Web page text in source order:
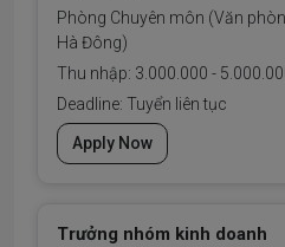
Phòng Chuyên môn (Văn
Hà Đông)
Thu nhập: 3.000.000 -
Deadline: Tuyển liên tục
Apply Now
Trưởng nhóm kinh doanh